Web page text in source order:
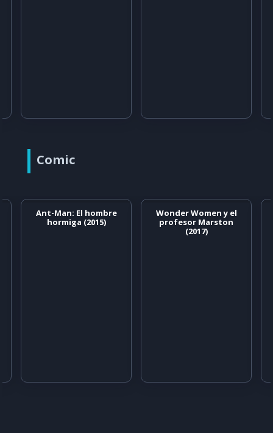
Comic
Ant-Man: El hombre
hormiga (2015)
Wonder Women y el
profesor Marston
(2017)